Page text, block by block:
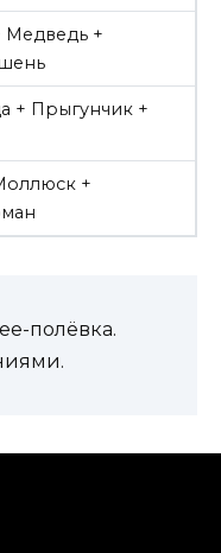
Медведь +
+ Прыгунчик +
+
полёвка.